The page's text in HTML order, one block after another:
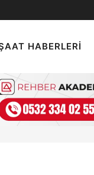
HABERLERI